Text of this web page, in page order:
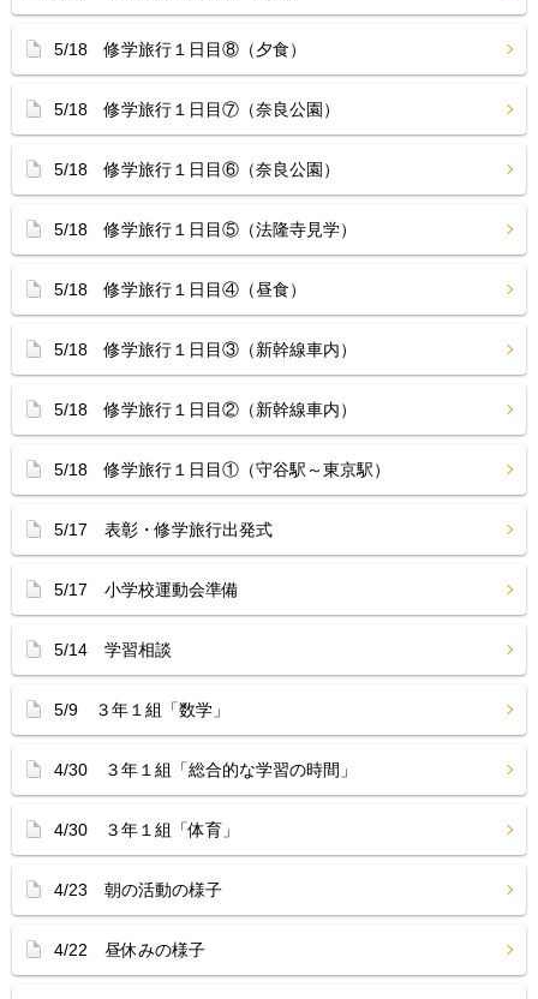
5/18 修学旅行１日目⑧（夕食）
5/18 修学旅行１日目⑦（奈良公園）
5/18 修学旅行１日目⑥（奈良公園）
5/18 修学旅行１日目⑤（法隆寺見学）
5/18 修学旅行１日目④（昼食）
5/18 修学旅行１日目③（新幹線車内）
5/18 修学旅行１日目②（新幹線車内）
5/18 修学旅行１日目①（守谷駅～東京駅）
5/17 表彰・修学旅行出発式
5/17 小学校運動会準備
5/14 学習相談
5/9 ３年１組「数学」
4/30 ３年１組「総合的な学習の時間」
4/30 ３年１組「体育」
4/23 朝の活動の様子
4/22 昼休みの様子